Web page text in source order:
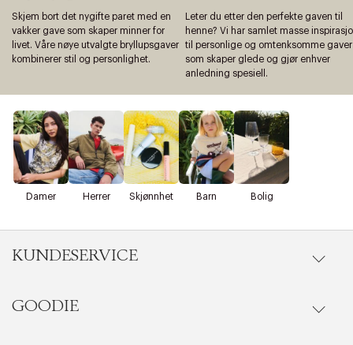
Skjem bort det nygifte paret med en
vakker gave som skaper minner for
livet. Våre nøye utvalgte bryllupsgaver
kombinerer stil og personlighet.
Leter du etter den perfekte gaven til
henne? Vi har samlet masse
til personlige og omtenksomme gaver
som skaper glede og gjør enhver
anledning spesiell.
Damer Herrer Skjønnhet Barn Bolig
KUNDESERVICE
Gå til kundeservice
GOODIE